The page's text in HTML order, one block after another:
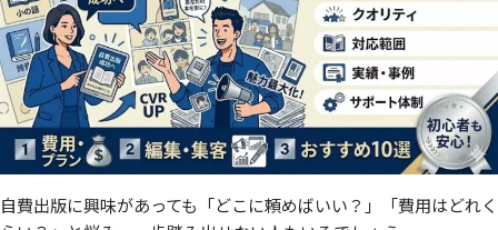
自費出版に興味があっても「どこに頼めばいい？」「費用はどれく